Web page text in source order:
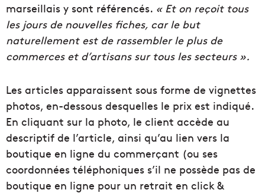
marseillais y sont référencés. « Et on reçoit tous
les jours de nouvelles fiches, car le but
naturellement est de rassembler le plus de
commerces et d’artisans sur tous les secteurs ».
Les articles apparaissent sous forme de vignettes
photos, en-dessous desquelles le prix est indiqué.
En cliquant sur la photo, le client accède au
descriptif de l’article, ainsi qu’au lien vers la
boutique en ligne du commerçant (ou ses
coordonnées téléphoniques s’il ne possède pas de
boutique en ligne pour un retrait en click &